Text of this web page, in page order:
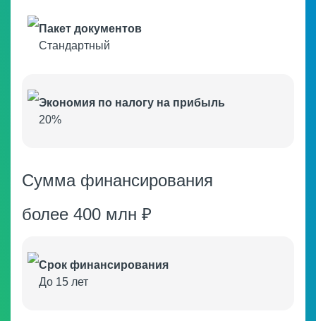
Пакет документов
Стандартный
Экономия по налогу на прибыль
20%
Сумма финансирования
более 400 млн ₽
Срок финансирования
До 15 лет